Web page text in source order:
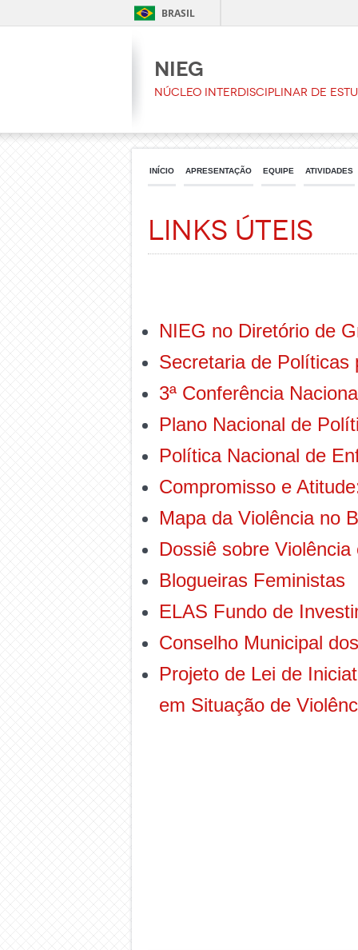
BRASIL
NIEG
Núcleo Interdisciplinar de
INÍCIO APRESENTAÇÃO EQUIPE ATIVIDADES
Links úteis
NIEG no Diretório de
Secretaria de Políticas
3ª Conferência
Plano Nacional de
Política Nacional de
Compromisso e
Mapa da Violência no
Dossiê sobre
Blogueiras Feministas
ELAS Fundo de
Conselho Municipal
Projeto de Lei de
em Situação de